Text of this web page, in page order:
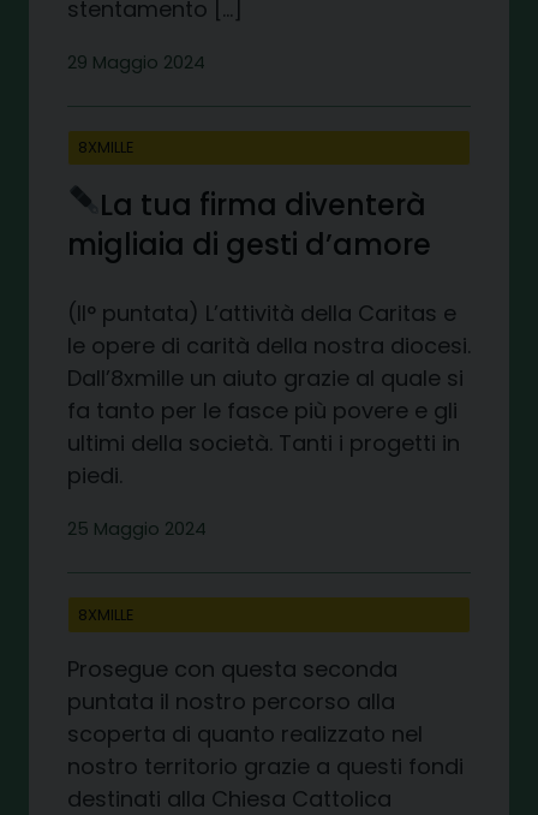
stentamento […]
29 Maggio 2024
8XMILLE
La tua firma diventerà
migliaia di gesti d’amore
(II° puntata) L’attività della Caritas e
le opere di carità della nostra diocesi.
Dall’8xmille un aiuto grazie al quale si
fa tanto per le fasce più povere e gli
ultimi della società. Tanti i progetti in
piedi.
25 Maggio 2024
8XMILLE
Prosegue con questa seconda
puntata il nostro percorso alla
scoperta di quanto realizzato nel
nostro territorio grazie a questi fondi
destinati alla Chiesa Cattolica